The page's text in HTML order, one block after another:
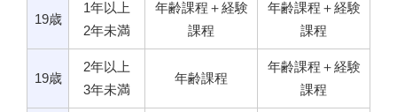
19歳
1年以上
2年未満
年齢課程＋経験
課程
年齢課程＋経験
課程
19歳
2年以上
3年未満
年齢課程
年齢課程＋経験
課程